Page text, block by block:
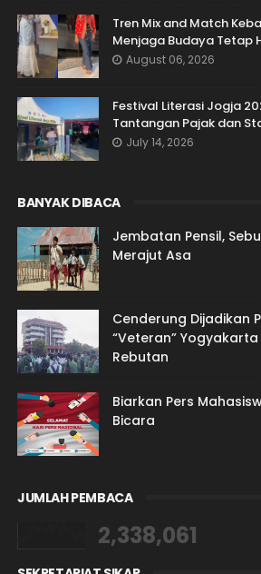
Tren Mix and Match
Menjaga Budaya Tetap
August 06, 2026
Festival Literasi Jogja
Tantangan Pajak dan
July 14, 2026
BANYAK DIBACA
Jembatan Pensil,
Merajut Asa
Cenderung Dijadikan
“Veteran”
Rebutan
Biarkan Pers
Bicara
JUMLAH PEMBACA
2,338,061